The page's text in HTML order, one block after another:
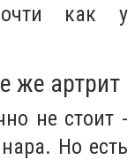
как у
же артрит
не стоит -
Но есть